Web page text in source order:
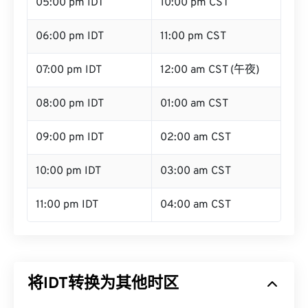
05:00 pm IDT 10:00 pm CST
06:00 pm IDT 11:00 pm CST
07:00 pm IDT 12:00 am CST (午夜)
08:00 pm IDT 01:00 am CST
09:00 pm IDT 02:00 am CST
10:00 pm IDT 03:00 am CST
11:00 pm IDT 04:00 am CST
将IDT转换为其他时区